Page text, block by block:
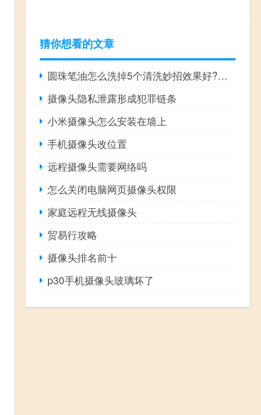
猜你想看的文章
圆珠笔油怎么洗掉5个清洗妙招效果好?（圆珠笔油怎么洗掉）
摄像头隐私泄露形成犯罪链条
小米摄像头怎么安装在墙上
手机摄像头改位置
远程摄像头需要网络吗
怎么关闭电脑网页摄像头权限
家庭远程无线摄像头
贸易行攻略
摄像头排名前十
p30手机摄像头玻璃坏了